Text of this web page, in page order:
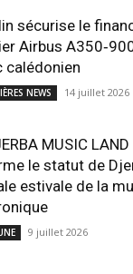
sécurise le
Airbus
calédonien
NEWS 14 juillet 2026
MUSIC
le statut de
estivale de la
9 juillet 2026